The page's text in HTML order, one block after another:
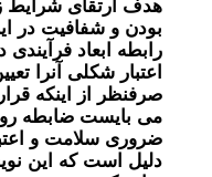
هدف ارتقای شرایط
بودن و شفافیت در
رابطه ابعاد
اعتبار شکلی آنرا
صرفنظر از اینکه
می بایست ضابطه
ضروری سلامت و
دلیل است که این